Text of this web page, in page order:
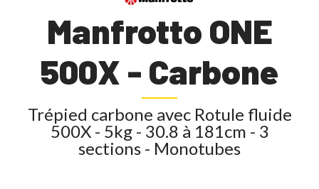
Manfrotto ONE
500X - Carbone
Trépied carbone avec Rotule fluide
500X - 5kg - 30.8 à 181cm - 3
sections - Monotubes